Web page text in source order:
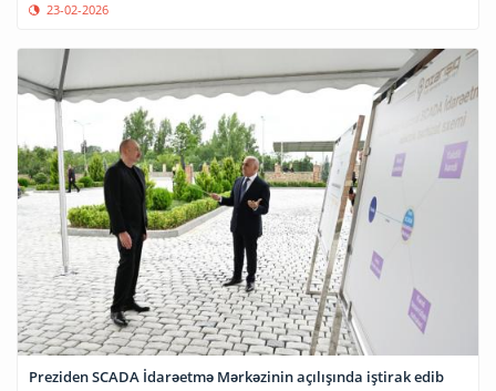
23-02-2026
Preziden SCADA İdarəetmə Mərkəzinin açılışında iştirak edib